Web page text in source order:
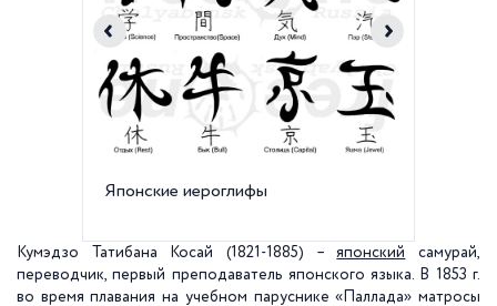
Японские иероглифы
Кумэдзо Татибана Косай (1821-1885) –японский самурай,
переводчик, первый преподаватель японского языка. В 1853 г.
во время плавания на учебном паруснике «Паллада» матросы